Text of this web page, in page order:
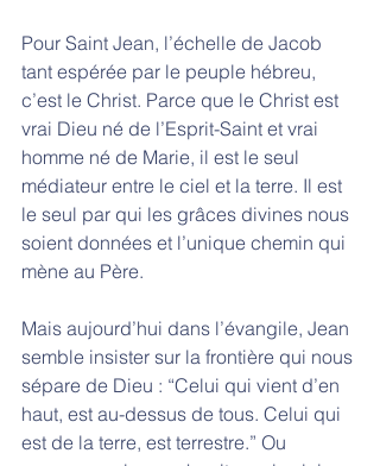
Pour Saint Jean, l’échelle de Jacob
tant espérée par le peuple hébreu,
c’est le Christ. Parce que le Christ est
vrai Dieu né de l’Esprit-Saint et vrai
homme né de Marie, il est le seul
médiateur entre le ciel et la terre. Il est
le seul par qui les grâces divines nous
soient données et l’unique chemin qui
mène au Père.
Mais aujourd’hui dans l’évangile, Jean
semble insister sur la frontière qui nous
sépare de Dieu : “Celui qui vient d’en
haut, est au-dessus de tous. Celui qui
est de la terre, est terrestre.” Ou